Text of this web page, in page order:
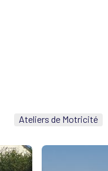
Ateliers de Motricité